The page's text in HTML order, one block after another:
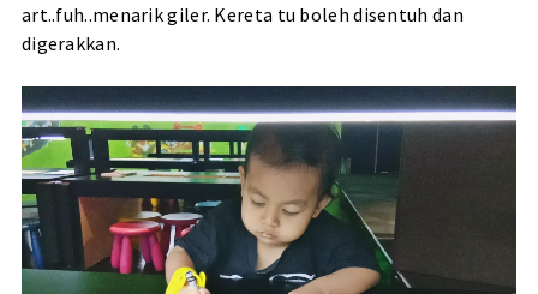
art..fuh..menarik giler. Kereta tu boleh disentuh dan
digerakkan.